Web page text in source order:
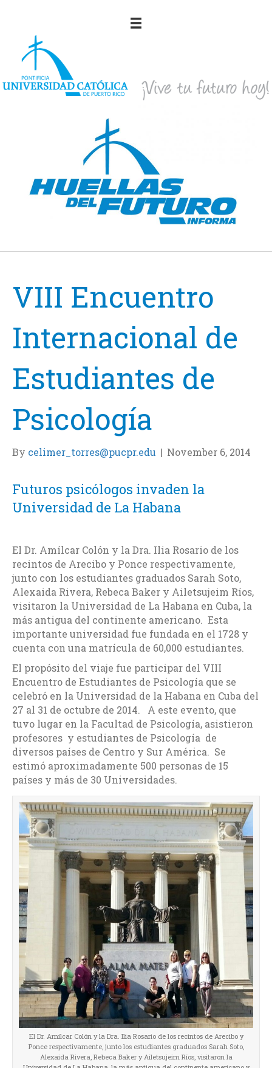
VIII Encuentro
Internacional de
Estudiantes de
Psicología
By celimer_torres@pucpr.edu | November 6, 2014
Futuros psicólogos invaden la
Universidad de La Habana
El Dr. Amílcar Colón y la Dra. Ilia Rosario de los
recintos de Arecibo y Ponce respectivamente,
junto con los estudiantes graduados Sarah Soto,
Alexaida Rivera, Rebeca Baker y Ailetsujeim Ríos,
visitaron la Universidad de La Habana en Cuba, la
más antigua del continente americano. Esta
importante universidad fue fundada en el 1728 y
cuenta con una matrícula de 60,000 estudiantes.
El propósito del viaje fue participar del VIII
Encuentro de Estudiantes de Psicología que se
celebró en la Universidad de la Habana en Cuba del
27 al 31 de octubre de 2014. A este evento, que
tuvo lugar en la Facultad de Psicología, asistieron
profesores y estudiantes de Psicología de
diversos países de Centro y Sur América. Se
estimó aproximadamente 500 personas de 15
países y más de 30 Universidades.
El Dr. Amílcar Colón y la Dra. Ilia Rosario de los recintos de Arecibo y
Ponce respectivamente, junto los estudiantes graduados Sarah Soto,
Alexaida Rivera, Rebeca Baker y Ailetsujeim Ríos, visitaron la